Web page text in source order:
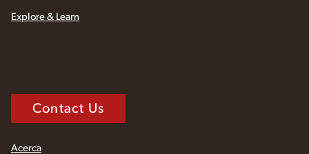
Explore & Learn
Contact Us
Acerca